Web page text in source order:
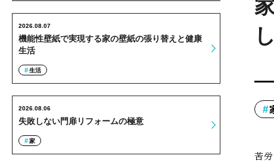
苦
機能性壁紙で実現する家の壁紙の張り替えと健康
生活
2026.08.07
生活
失敗しない門扉リフォームの極意
2026.08.06
家